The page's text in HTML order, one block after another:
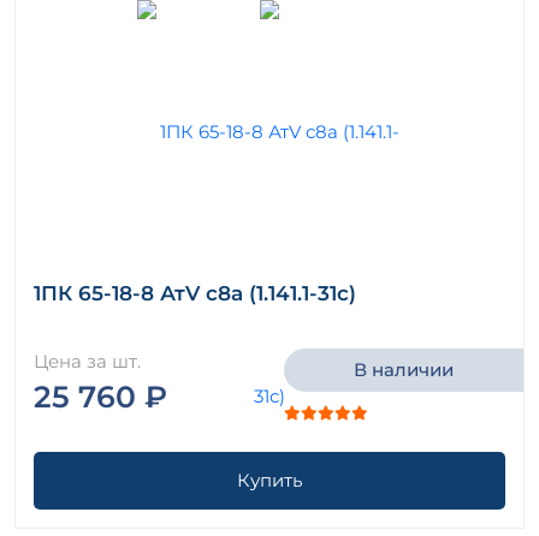
1ПК 65-18-8 АтV с8а (1.141.1-31с)
Цена за шт.
25 760 ₽
В наличии
Купить